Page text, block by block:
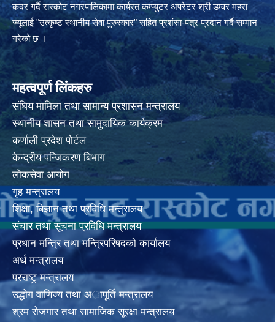
कदर गर्दै रास्कोट नगरपालिकामा कार्यरत कम्प्युटर अपरेटर श्री डम्वर महरा
ज्यूलाई "उत्कृष्ट स्थानीय सेवा पुरुस्कार" सहित प्रशंसा-पत्र प्रदान गर्दै सम्मान
गरेको छ ।
महत्वपूर्ण लिंकहरु
संघिय मामिला तथा सामान्य प्रशासन मन्त्रालय
स्थानीय शासन तथा सामुदायिक कार्यक्रम
कर्णाली प्रदेश पोर्टल
केन्द्रीय पन्जिकरण बिभाग
लोकसेवा आयोग
गृह मन्त्रालय
शिक्षा, बिज्ञान तथा प्रविधि मन्त्रालय
संचार तथा सूचना प्रविधि मन्त्रालय
प्रधान मन्त्रि तथा मन्त्रिपरिषदको कार्यालय
अर्थ मन्त्रालय
परराष्ट्र् मन्त्रालय
उद्धोग वाणिज्य तथा अापूर्ति मन्त्रालय
श्रम रोजगार तथा सामाजिक सूरक्षा मन्त्रालय